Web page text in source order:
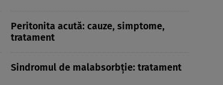
Peritonita acută: cauze, simptome,
tratament
Sindromul de malabsorbţie: tratament